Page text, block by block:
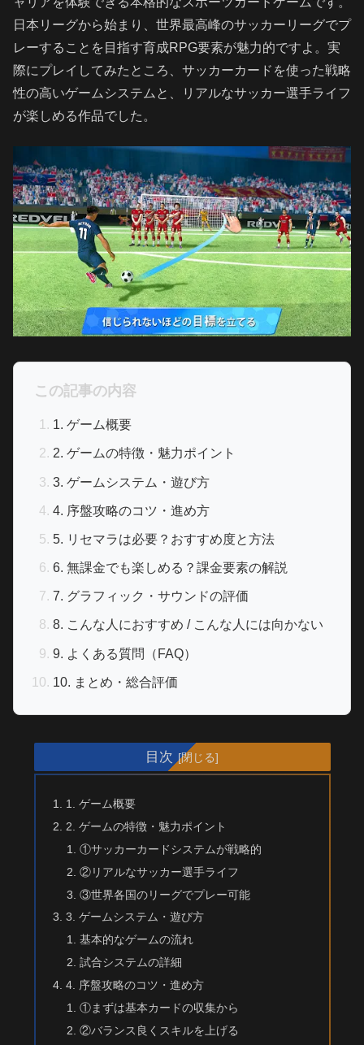
日本リーグから始まり、世界最高峰のサッカーリーグでプ
レーすることを目指す育成RPG要素が魅力的ですよ。実
際にプレイしてみたところ、サッカーカードを使った戦略
性の高いゲームシステムと、リアルなサッカー選手ライフ
が楽しめる作品でした。
この記事の内容
1. ゲーム概要
2. ゲームの特徴・魅力ポイント
3. ゲームシステム・遊び方
4. 序盤攻略のコツ・進め方
5. リセマラは必要？おすすめ度と方法
6. 無課金でも楽しめる？課金要素の解説
7. グラフィック・サウンドの評価
8. こんな人におすすめ / こんな人には向かない
9. よくある質問（FAQ）
10. まとめ・総合評価
目次
1. ゲーム概要
2. ゲームの特徴・魅力ポイント
①サッカーカードシステムが戦略的
②リアルなサッカー選手ライフ
③世界各国のリーグでプレー可能
3. ゲームシステム・遊び方
基本的なゲームの流れ
試合システムの詳細
4. 序盤攻略のコツ・進め方
①まずは基本カードの収集から
②バランス良くスキルを上げる